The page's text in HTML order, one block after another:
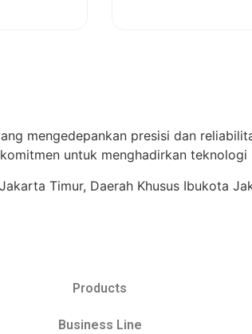
mengedepankan presisi dan
untuk menghadirkan
Timur, Daerah Khusus Ibukota
Products
Business Line